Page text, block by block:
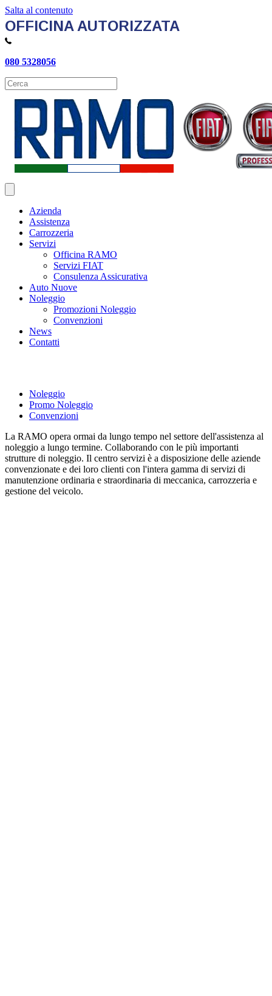
Salta al contenuto
OFFICINA AUTORIZZATA
080 5328056
Azienda
Assistenza
Carrozzeria
Servizi
Officina RAMO
Servizi FIAT
Consulenza Assicurativa
Auto Nuove
Noleggio
Promozioni Noleggio
Convenzioni
News
Contatti
Noleggio
Promo Noleggio
Convenzioni
La RAMO opera ormai da lungo tempo nel settore dell'assistenza al
noleggio a lungo termine. Collaborando con le più importanti
strutture di noleggio. Il centro servizi è a disposizione delle aziende
convenzionate e dei loro clienti con l'intera gamma di servizi di
manutenzione ordinaria e straordinaria di meccanica, carrozzeria e
gestione del veicolo.